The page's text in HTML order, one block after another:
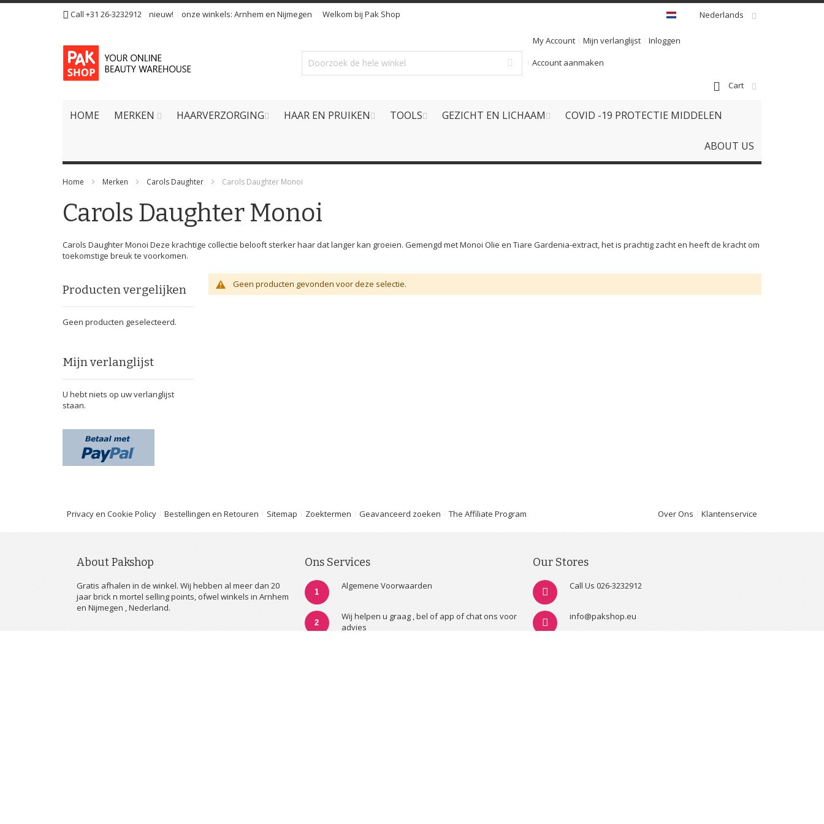
Ga
de
inhoud
Call +31 26-3232912 nieuw! onze winkels: Arnhem en Nijmegen Welkom bij Pak Shop Nederlands
My Account Mijn verlanglijst
Inloggen
Account aanmaken
Cart
HOME MERKEN HAARVERZORGING HAAR EN PRUIKEN TOOLS GEZICHT EN LICHAAM COVID -19 PROTECTIE MIDDELEN
ABOUT US
Home Merken Carols Daughter Carols Daughter Monoi
Carols Daughter Monoi
Carols Daughter Monoi Deze krachtige collectie belooft sterker haar dat langer kan groeien. Gemengd met Monoi Olie en Tiare Gardenia-extract, het is prachtig zacht en heeft de kracht om
toekomstige breuk te voorkomen.
Geen producten gevonden voor deze selectie.
Producten vergelijken
Geen producten geselecteerd.
Mijn verlanglijst
U hebt niets op uw verlanglijst
staan.
Privacy en Cookie Policy Bestellingen en Retouren Sitemap Zoektermen Geavanceerd zoeken The Affiliate Program Over Ons Klantenservice
About Pakshop
Gratis afhalen in de winkel. Wij hebben al meer dan 20
jaar brick n mortel selling points, ofwel winkels in Arnhem
en Nijmegen , Nederland.
Ons Services
1
Algemene Voorwaarden
2
Wij helpen u graag , bel of app of chat ons voor
advies
Our Stores
Call Us 026-3232912
info@pakshop.eu